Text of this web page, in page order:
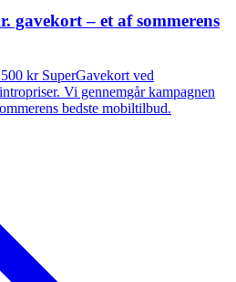
gavekort – et af sommerens
kr SuperGavekort ved
Vi gennemgår kampagnen
bedste mobiltilbud.